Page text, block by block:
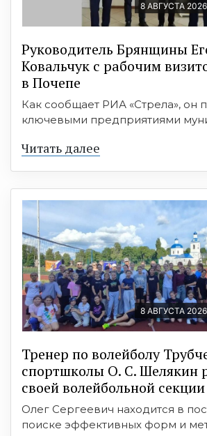
8 АВГУСТА
Руководитель Брянщины
Ковальчук с рабочим
в Почепе
Как сообщает РИА «Стрела», он
ключевыми предприятиями
Читать далее
8 АВГУСТА
Тренер по волейболу
спортшколы О. С. Шелякин
своей волейбольной секции
Олег Сергеевич находится в
поиске эффективных форм и